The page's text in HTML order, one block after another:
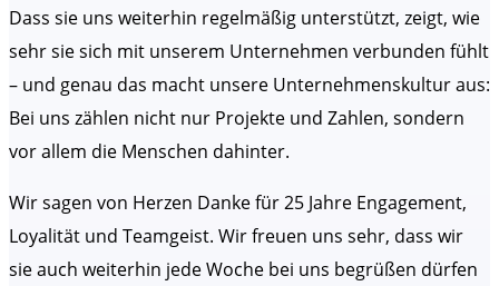
Dass sie uns weiterhin regelmäßig unterstützt, zeigt, wie
sehr sie sich mit unserem Unternehmen verbunden fühlt
– und genau das macht unsere Unternehmenskultur aus:
Bei uns zählen nicht nur Projekte und Zahlen, sondern
vor allem die Menschen dahinter.
Wir sagen von Herzen Danke für 25 Jahre Engagement,
Loyalität und Teamgeist. Wir freuen uns sehr, dass wir
sie auch weiterhin jede Woche bei uns begrüßen dürfen